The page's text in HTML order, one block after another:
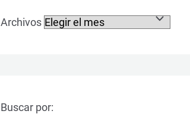
Archivos
Buscar por: